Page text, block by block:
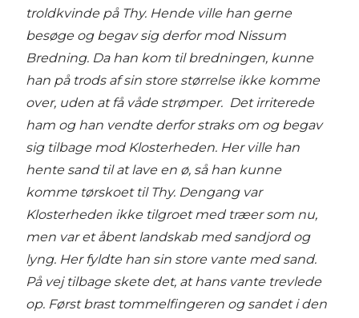
troldkvinde på Thy. Hende ville han gerne
besøge og begav sig derfor mod Nissum
Bredning. Da han kom til bredningen, kunne
han på trods af sin store størrelse ikke komme
over, uden at få våde strømper. Det irriterede
ham og han vendte derfor straks om og begav
sig tilbage mod Klosterheden. Her ville han
hente sand til at lave en ø, så han kunne
komme tørskoet til Thy. Dengang var
Klosterheden ikke tilgroet med træer som nu,
men var et åbent landskab med sandjord og
lyng. Her fyldte han sin store vante med sand.
På vej tilbage skete det, at hans vante trevlede
op. Først brast tommelfingeren og sandet i den